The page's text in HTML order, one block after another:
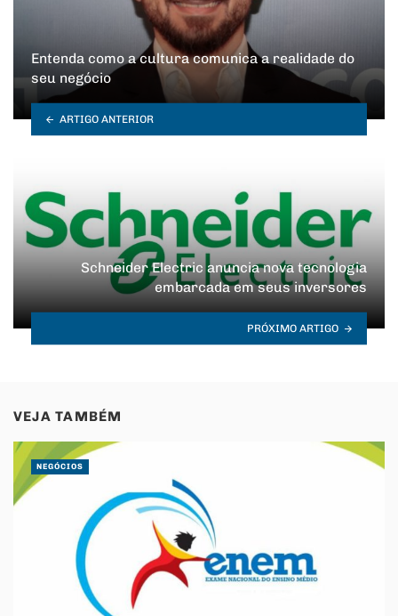
Entenda como a cultura comunica a realidade do
seu negócio
ARTIGO ANTERIOR
Schneider Electric anuncia nova tecnologia
embarcada em seus inversores
PRÓXIMO ARTIGO
VEJA TAMBÉM
NEGÓCIOS